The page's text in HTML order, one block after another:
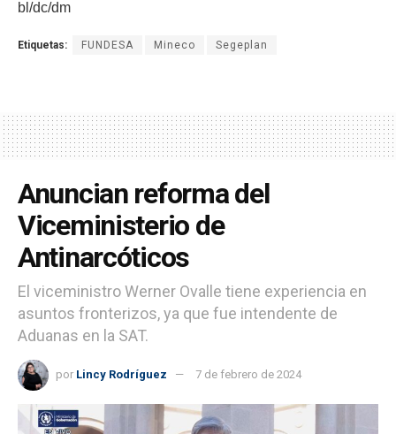
bl/dc/dm
Etiquetas: FUNDESA Mineco Segeplan
Anuncian reforma del
Viceministerio de
Antinarcóticos
El viceministro Werner Ovalle tiene experiencia en
asuntos fronterizos, ya que fue intendente de
Aduanas en la SAT.
por Lincy Rodríguez 7 de febrero de 2024